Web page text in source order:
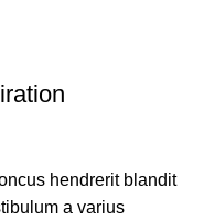
hendrerit blandit
a varius